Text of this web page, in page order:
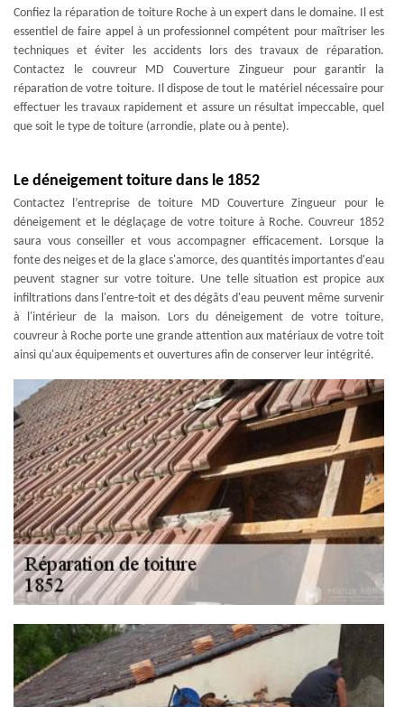
Confiez la réparation de toiture Roche à un expert dans le domaine. Il est
essentiel de faire appel à un professionnel compétent pour maîtriser les
techniques et éviter les accidents lors des travaux de réparation.
Contactez le couvreur MD Couverture Zingueur pour garantir la
réparation de votre toiture. Il dispose de tout le matériel nécessaire pour
effectuer les travaux rapidement et assure un résultat impeccable, quel
que soit le type de toiture (arrondie, plate ou à pente).
Le déneigement toiture dans le 1852
Contactez l’entreprise de toiture MD Couverture Zingueur pour le
déneigement et le déglaçage de votre toiture à Roche. Couvreur 1852
saura vous conseiller et vous accompagner efficacement. Lorsque la
fonte des neiges et de la glace s'amorce, des quantités importantes d'eau
peuvent stagner sur votre toiture. Une telle situation est propice aux
infiltrations dans l'entre-toit et des dégâts d'eau peuvent même survenir
à l'intérieur de la maison. Lors du déneigement de votre toiture,
couvreur à Roche porte une grande attention aux matériaux de votre toit
ainsi qu'aux équipements et ouvertures afin de conserver leur intégrité.